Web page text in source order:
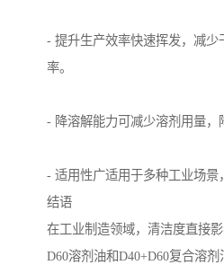
- 提升生产效率快速挥发，减少
率。
- 降溶解能力可减少溶剂用量，
- 适用性广适用于多种工业场景
结语
在工业制造领域，清洁度直接影
D60溶剂油和D40+D60复合溶剂